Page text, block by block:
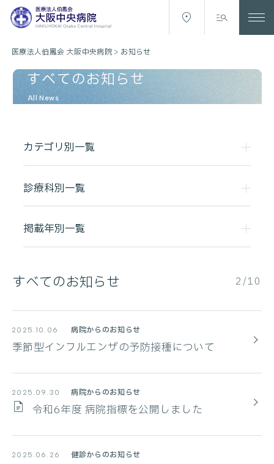
医療法人伯鳳会 大阪中央病院>お知らせ
すべてのお知らせ
All News
カテゴリ別一覧
診療科別一覧
掲載年別一覧
すべてのお知らせ 2/10
2025.10.06 病院からのお知らせ
季節型インフルエンザの予防接種について
2025.09.30 病院からのお知らせ
令和6年度 病院指標を公開しました
2025.06.26 健診からのお知らせ